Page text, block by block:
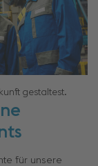
gestaltest.
für unsere